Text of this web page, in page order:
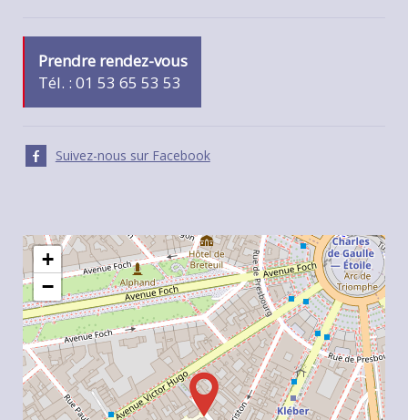
Prendre rendez-vous
Tél. : 01 53 65 53 53
Suivez-nous sur Facebook
+
−